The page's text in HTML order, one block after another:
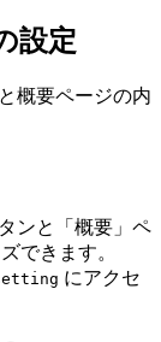
設定
概要ページの内
ンと「概要」ペ
できます。
にアクセ